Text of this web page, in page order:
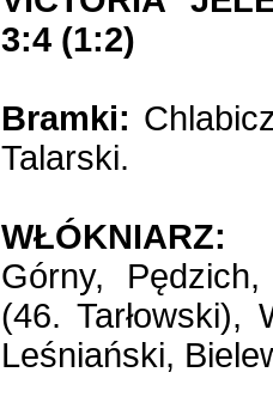
3:4 (1:2)
Bramki:
Talarski.
WŁÓKNIARZ:
Górny,
(46. Tarłowski),
Leśniański,